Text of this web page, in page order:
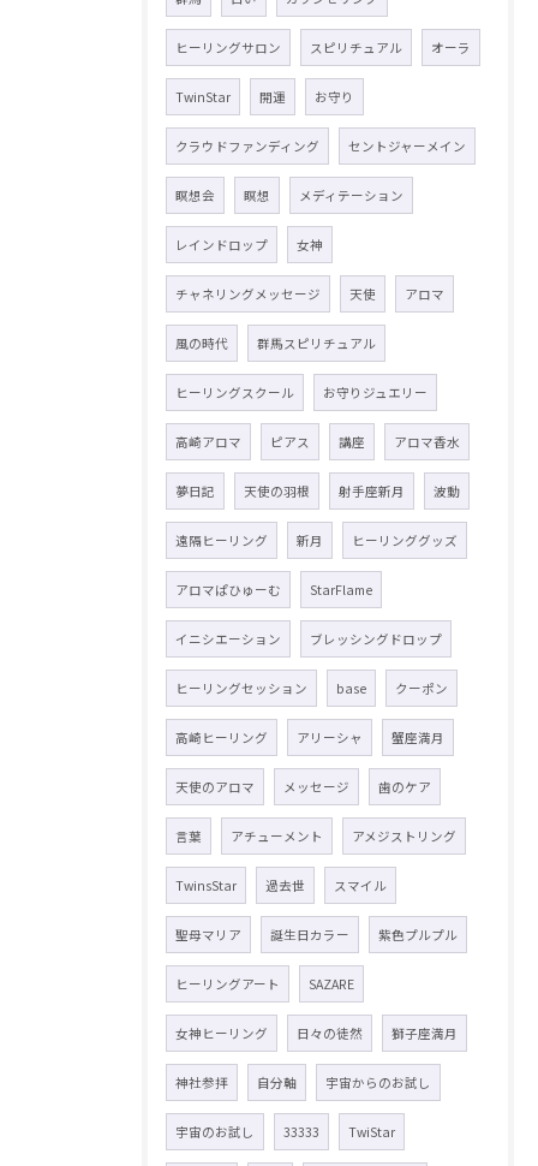
ヒーリングサロン スピリチュアル オーラ
TwinStar 開運 お守り
クラウドファンディング セントジャーメイン
瞑想会 瞑想 メディテーション
レインドロップ 女神
チャネリングメッセージ 天使 アロマ
風の時代 群馬スピリチュアル
ヒーリングスクール お守りジュエリー
高崎アロマ ピアス 講座 アロマ香水
夢日記 天使の羽根 射手座新月 波動
遠隔ヒーリング 新月 ヒーリンググッズ
アロマぱひゅーむ StarFlame
イニシエーション ブレッシングドロップ
ヒーリングセッション base クーポン
高崎ヒーリング アリーシャ 蟹座満月
天使のアロマ メッセージ 歯のケア
言葉 アチューメント アメジストリング
TwinsStar 過去世 スマイル
聖母マリア 誕生日カラー 紫色プルプル
ヒーリングアート SAZARE
女神ヒーリング 日々の徒然 獅子座満月
神社参拝 自分軸 宇宙からのお試し
宇宙のお試し 33333 TwiStar